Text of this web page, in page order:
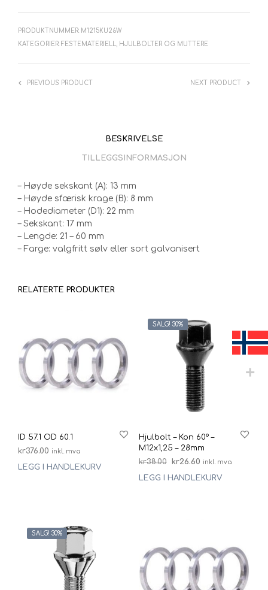
PRODUKTNUMMER: M1215KU26W
KATEGORIER: FESTEMATERIELL, HJULBOLTER OG MUTTERE
PREVIOUS PRODUCT NEXT PRODUCT
BESKRIVELSE
TILLEGGSINFORMASJON
– Høyde sekskant (A): 13 mm
– Høyde sfærisk krage (B): 8 mm
– Hodediameter (D1): 22 mm
– Sekskant: 17 mm
– Lengde: 21 – 60 mm
– Farge: valgfritt sølv eller sort galvanisert
RELATERTE PRODUKTER
ID 57.1 OD 60.1
kr376.00 inkl. mva
LEGG I HANDLEKURV
SALG! 30%
Hjulbolt – Kon 60° –
M12x1,25 – 28mm
kr38.00 Opprinnelig
kr26.60Nåværende
inkl. mva
LEGG I HANDLEKURV
SALG! 30%